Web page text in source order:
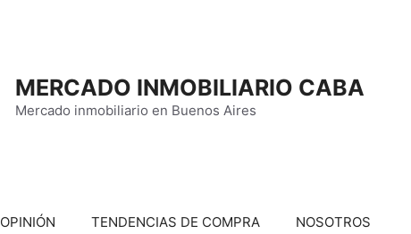
MERCADO INMOBILIARIO CABA
Mercado inmobiliario en Buenos Aires
OPINIÓN TENDENCIAS DE COMPRA NOSOTROS